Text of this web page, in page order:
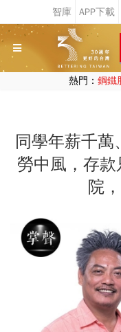
熱門： 鋼鐵
同學年薪千萬
勞中風，存
院